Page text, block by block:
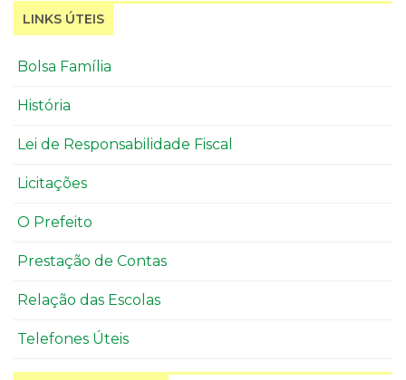
LINKS ÚTEIS
Bolsa Família
História
Lei de Responsabilidade Fiscal
Licitações
O Prefeito
Prestação de Contas
Relação das Escolas
Telefones Úteis